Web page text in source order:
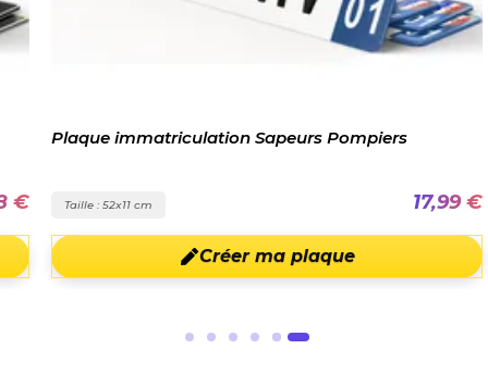
€
Plaque immatriculation Sapeurs Pompiers
Taille : 52x11 cm 17,99 €
Créer ma plaque